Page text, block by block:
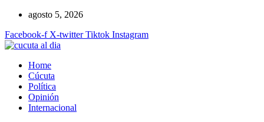
contenido
agosto 5, 2026
Facebook-f X-twitter Tiktok Instagram
Home
Cúcuta
Política
Opinión
Internacional